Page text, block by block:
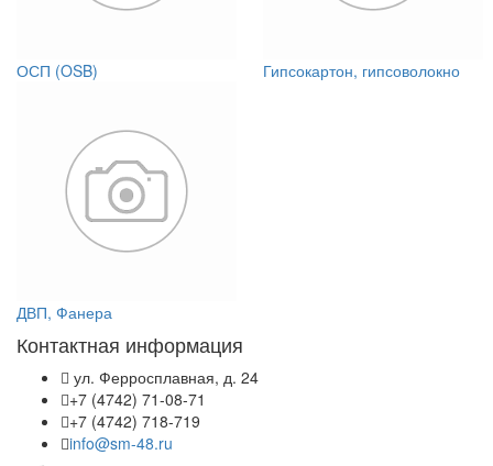
ОСП (OSB) Гипсокартон, гипсоволокно
ДВП, Фанера
Контактная информация
ул. Ферросплавная, д. 24
+7 (4742) 71-08-71
+7 (4742) 718-719
info@sm-48.ru